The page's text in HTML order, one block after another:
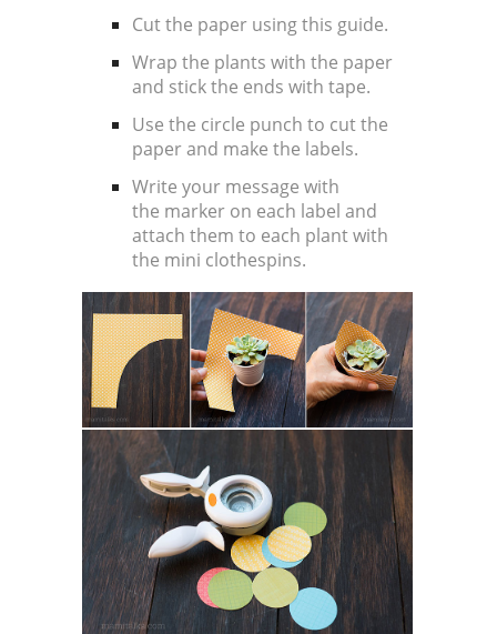
Cut the paper using this guide.
Wrap the plants with the paper
and stick the ends with tape.
Use the circle punch to cut the
paper and make the labels.
Write your message with
the marker on each label and
attach them to each plant with
the mini clothespins.